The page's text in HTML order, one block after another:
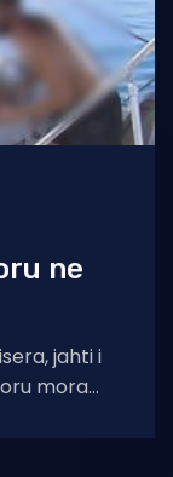
ne
jahti i
mora